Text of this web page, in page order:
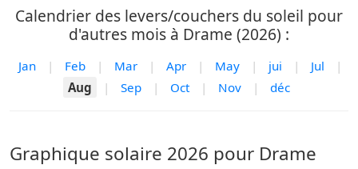
Calendrier des levers/couchers du soleil pour
d'autres mois à Drame (2026) :
Jan | Feb | Mar | Apr | May | jui | Jul
|
Aug
| Sep | Oct | Nov | déc
Graphique solaire 2026 pour Drame